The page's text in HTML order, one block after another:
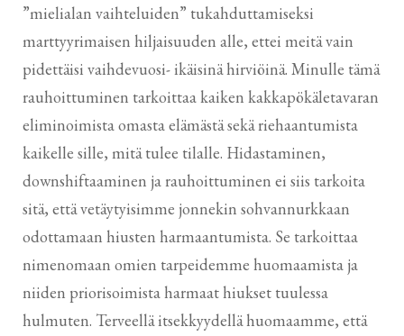
”mielialan vaihteluiden” tukahduttamiseksi
marttyyrimaisen hiljaisuuden alle, ettei meitä vain
pidettäisi vaihdevuosi- ikäisinä hirviöinä. Minulle tämä
rauhoittuminen tarkoittaa kaiken kakkapökäletavaran
eliminoimista omasta elämästä sekä riehaantumista
kaikelle sille, mitä tulee tilalle. Hidastaminen,
downshiftaaminen ja rauhoittuminen ei siis tarkoita
sitä, että vetäytyisimme jonnekin sohvannurkkaan
odottamaan hiusten harmaantumista. Se tarkoittaa
nimenomaan omien tarpeidemme huomaamista ja
niiden priorisoimista harmaat hiukset tuulessa
hulmuten. Terveellä itsekkyydellä huomaamme, että